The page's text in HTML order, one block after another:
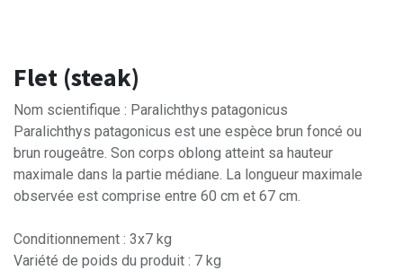
Flet (steak)
Nom scientifique : Paralichthys patagonicus
Paralichthys patagonicus est une espèce brun foncé ou
brun rougeâtre. Son corps oblong atteint sa hauteur
maximale dans la partie médiane. La longueur maximale
observée est comprise entre 60 cm et 67 cm.
Conditionnement : 3x7 kg
Variété de poids du produit : 7 kg